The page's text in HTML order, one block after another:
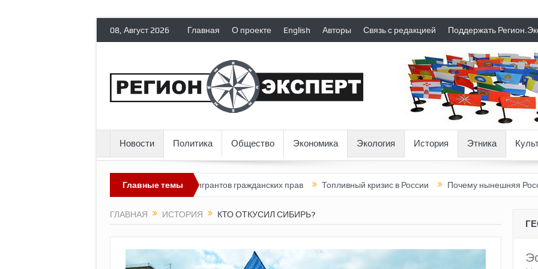
08, Август 2026 Главная О проекте English Авторы Связь с редакцией Поддержать
Новости Политика Общество Экономика Экология История Этника
Главные темы
Россия лишает политических эмигрантов гражданских прав Топливный кризис в России Почему нынешняя Россия стала
ГЛАВНАЯ ИСТОРИЯ КТО ОТКУСИЛ СИБИРЬ?